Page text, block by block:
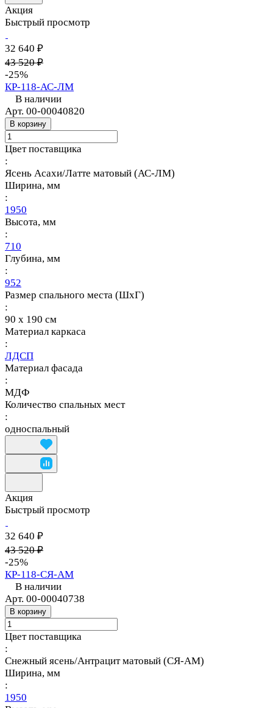
Акция
Быстрый просмотр
32 640 ₽
43 520 ₽
-25%
КР-118-АС-ЛМ
В наличии
Арт. 00-00040820
В корзину
Цвет поставщика
:
Ясень Асахи/Латте матовый (АС-ЛМ)
Ширина, мм
:
1950
Высота, мм
:
710
Глубина, мм
:
952
Размер спального места (ШхГ)
:
90 х 190 см
Материал каркаса
:
ЛДСП
Материал фасада
:
МДФ
Количество спальных мест
:
односпальный
Акция
Быстрый просмотр
32 640 ₽
43 520 ₽
-25%
КР-118-СЯ-АМ
В наличии
Арт. 00-00040738
В корзину
Цвет поставщика
:
Снежный ясень/Антрацит матовый (СЯ-АМ)
Ширина, мм
:
1950